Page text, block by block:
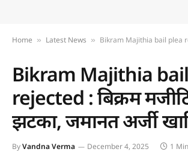
Home » Latest News » Bikram Majithia bail plea rejected : बिक्रम
Bikram Majithia
rejected : बिक्रम
झटका, जमानत अर्जी
ByVandna Verma December 4, 2025 1